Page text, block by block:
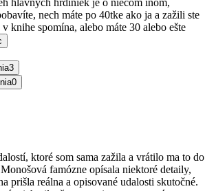
hlavných hrdiniek je o niečom inom,
nech máte po 40tke ako ja a zažili ste
knihe spomína, alebo máte 30 alebo ešte
3
0
ktoré som sama zažila a vrátilo ma to do
famózne opísala niektoré detaily,
prišla reálna a opisované udalosti skutočné.